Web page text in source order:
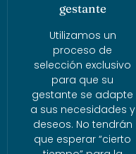
gestante
Utilizamos un
proceso de
selección exclusivo
para que su
gestante se adapte
a sus necesidades y
deseos. No tendrán
que esperar “cierto